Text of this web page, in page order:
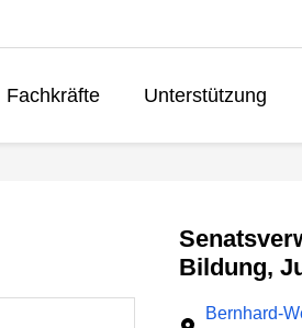
Fachkräfte
Unterstützung
Bildung,
Bernhard-